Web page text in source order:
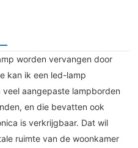
worden vervangen door
kan ik een led-lamp
aangepaste lampborden
en die bevatten ook
is verkrijgbaar. Dat wil
ruimte van de woonkamer